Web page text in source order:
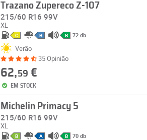
Trazano Zupereco Z-107
215/60 R16 99V
XL
C B B 72 db
Verão
35 Opinião
62,59 €
EM STOCK
Michelin Primacy 5
215/60 R16 99V
XL
B A B 70 db